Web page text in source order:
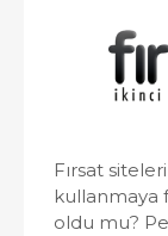
Fırsat
kullanmaya
oldu mu?